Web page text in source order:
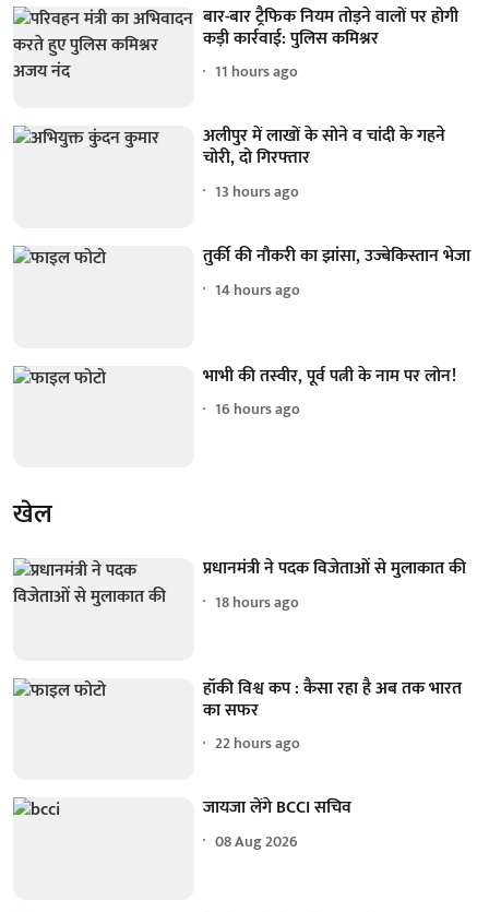
बार-बार ट्रैफिक नियम तोड़ने वालों पर होगी
कड़ी कार्रवाई: पुलिस कमिश्नर
11 hours ago
अलीपुर में लाखों के सोने व चांदी के गहने
चोरी, दो गिरफ्तार
13 hours ago
तुर्की की नौकरी का झांसा, उज्बेकिस्तान भेजा
14 hours ago
भाभी की तस्वीर, पूर्व पत्नी के नाम पर लोन!
16 hours ago
खेल
प्रधानमंत्री ने पदक विजेताओं से मुलाकात की
18 hours ago
हॉकी विश्व कप : कैसा रहा है अब तक भारत
का सफर
22 hours ago
जायजा लेंगे BCCI सचिव
08 Aug 2026